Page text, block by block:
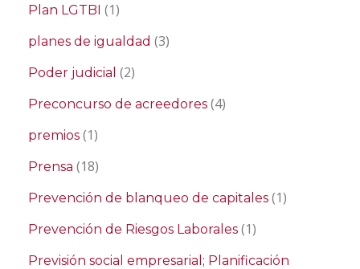
Plan LGTBI (1)
planes de igualdad (3)
Poder judicial (2)
Preconcurso de acreedores (4)
premios (1)
Prensa (18)
Prevención de blanqueo de capitales (1)
Prevención de Riesgos Laborales (1)
Previsión social empresarial; Planificación